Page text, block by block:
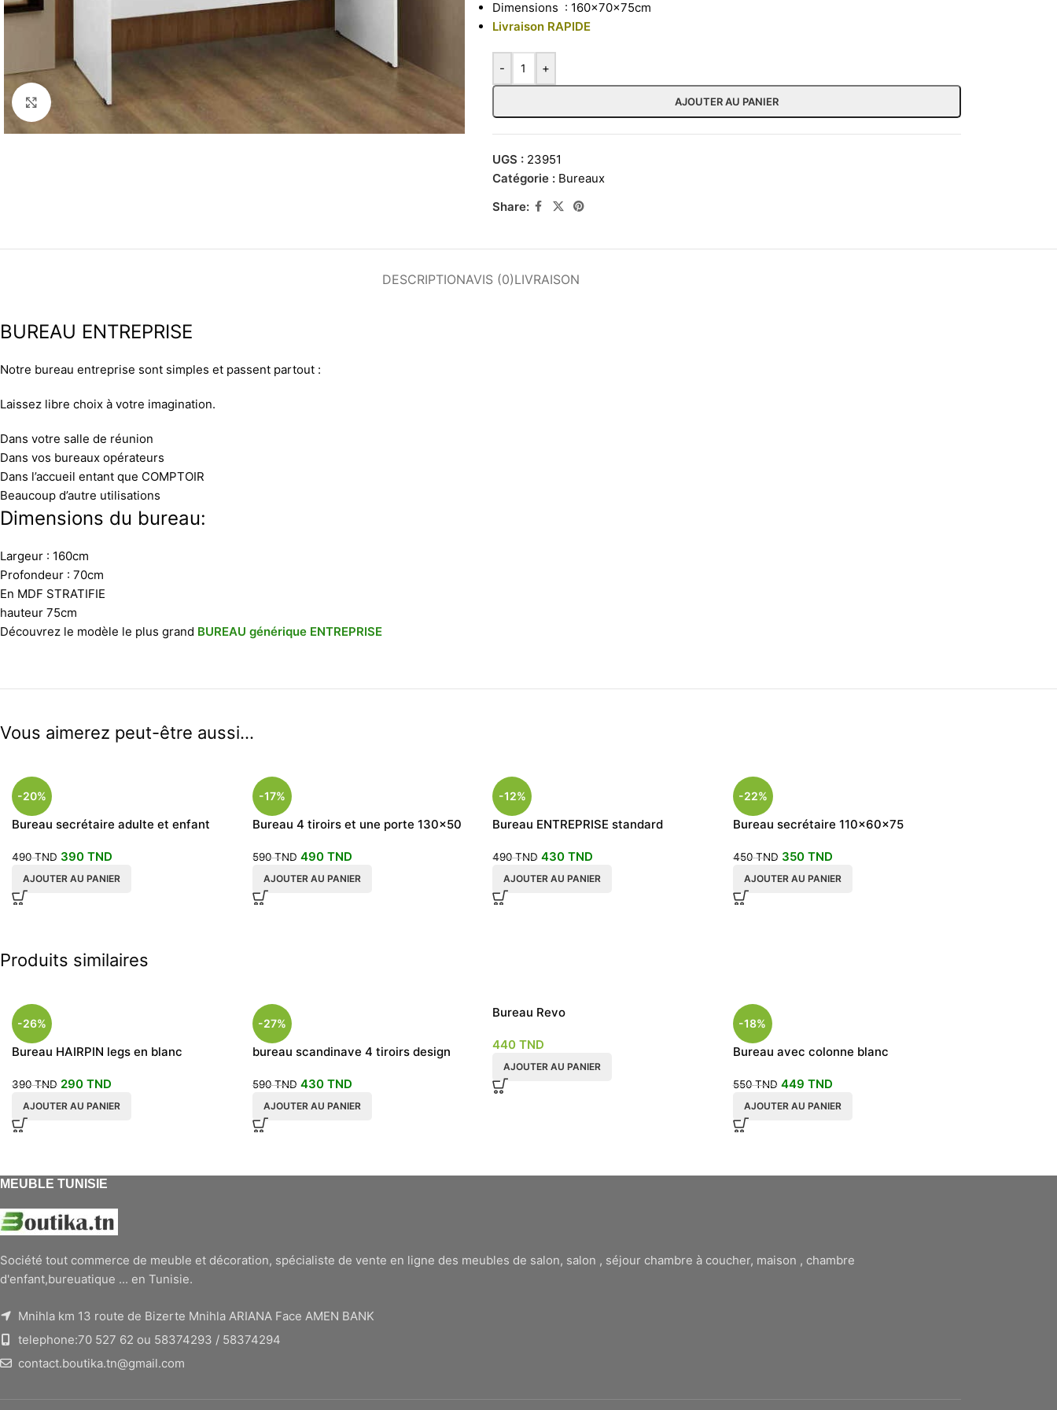
Agrandir
Dimensions : 160x70x75cm
Livraison RAPIDE
- +
AJOUTER AU PANIER
UGS : 23951
Catégorie : Bureaux
Share:
DESCRIPTIONAVIS (0)LIVRAISON
BUREAU ENTREPRISE
Notre bureau entreprise sont simples et passent partout :
Laissez libre choix à votre imagination.
Dans votre salle de réunion
Dans vos bureaux opérateurs
Dans l’accueil entant que COMPTOIR
Beaucoup d’autre utilisations
Dimensions du bureau:
Largeur : 160cm
Profondeur : 70cm
En MDF STRATIFIE
hauteur 75cm
Découvrez le modèle le plus grand BUREAU générique ENTREPRISE
Vous aimerez peut-être aussi…
-20%
Bureau secrétaire adulte et enfant
490TND 390 TND
AJOUTER AU PANIER
-17%
Bureau 4 tiroirs et une porte 130×50
590TND 490 TND
AJOUTER AU PANIER
-12%
Bureau ENTREPRISE standard
490TND 430 TND
AJOUTER AU PANIER
-22%
Bureau secrétaire 110x60x75
450TND 350 TND
AJOUTER AU PANIER
Produits similaires
-26%
Bureau HAIRPIN legs en blanc
390TND 290 TND
AJOUTER AU PANIER
-27%
bureau scandinave 4 tiroirs design
590TND 430 TND
AJOUTER AU PANIER
Bureau Revo
440 TND
AJOUTER AU PANIER
-18%
Bureau avec colonne blanc
550TND 449 TND
AJOUTER AU PANIER
MEUBLE TUNISIE
Société tout commerce de meuble et décoration, spécialiste de vente en ligne des meubles de salon, salon , séjour chambre à coucher, maison , chambre
d'enfant,bureuatique ... en Tunisie.
Mnihla km 13 route de Bizerte Mnihla ARIANA Face AMEN BANK
telephone:70 527 62 ou 58374293 / 58374294
contact.boutika.tn@gmail.com